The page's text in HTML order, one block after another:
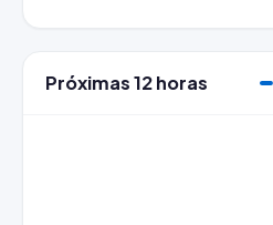
Próximas 12 horas